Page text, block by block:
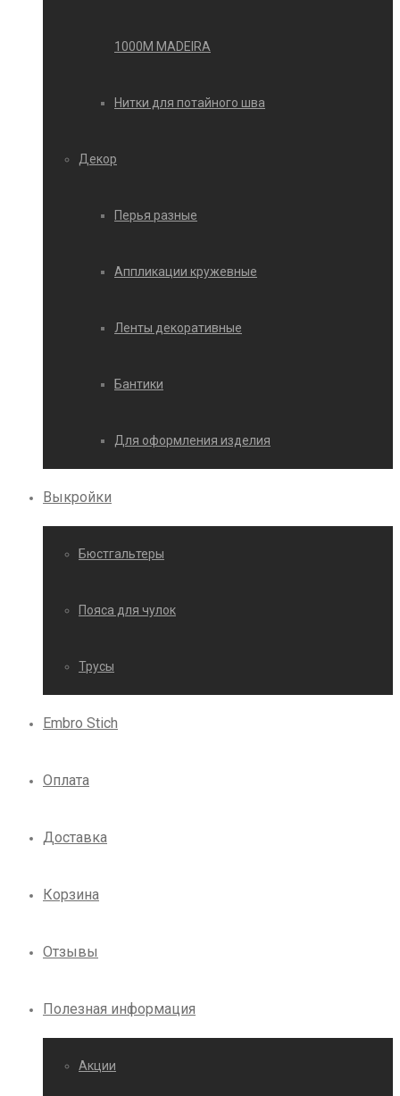
1000М MADEIRA
Нитки для потайного шва
Декор
Перья разные
Аппликации кружевные
Ленты декоративные
Бантики
Для оформления изделия
Выкройки
Бюстгальтеры
Пояса для чулок
Трусы
Embro Stich
Оплата
Доставка
Корзина
Отзывы
Полезная информация
Акции